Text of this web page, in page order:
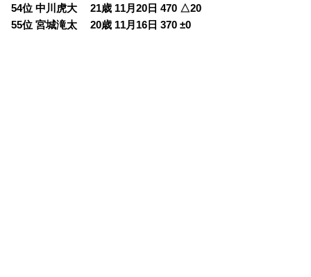
54位 中川虎大 21歳 11月20日 470 △20
55位 宮城滝太 20歳 11月16日 370 ±0